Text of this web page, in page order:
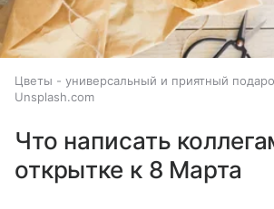
Цветы - универсальный и приятный
Unsplash.com
Что написать
открытке к 8 Марта